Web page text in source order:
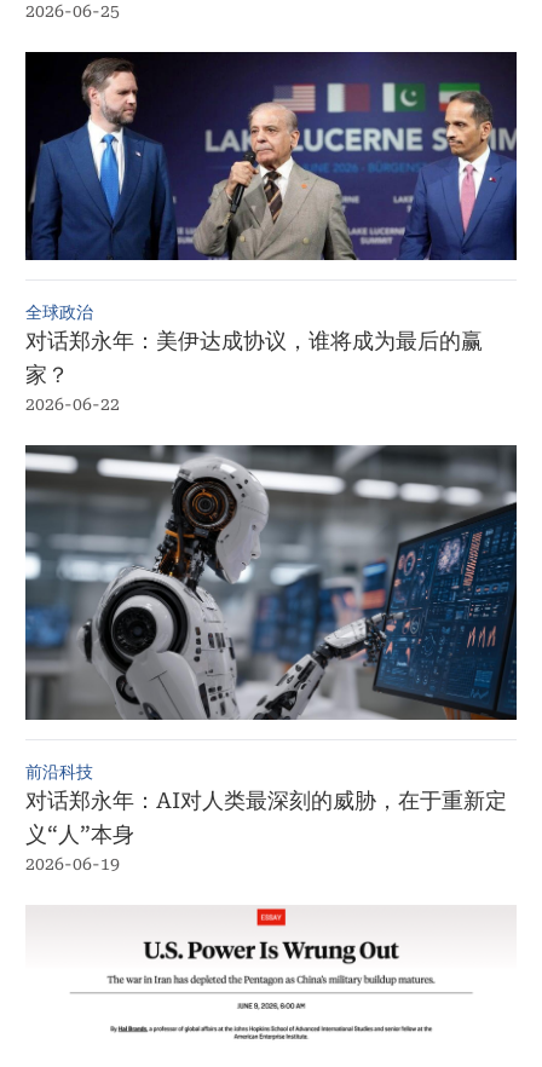
2026-06-25
全球政治
对话郑永年：美伊达成协议，谁将成为最后的赢
家？
2026-06-22
前沿科技
对话郑永年：AI对人类最深刻的威胁，在于重新定
义“人”本身
2026-06-19